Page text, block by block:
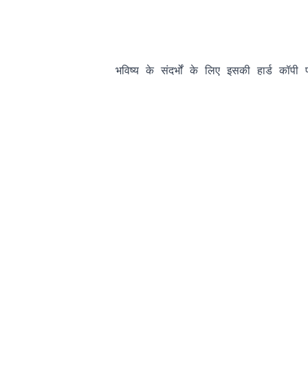
भविष्य के संदर्भों के लिए इसकी हार्ड कॉपी